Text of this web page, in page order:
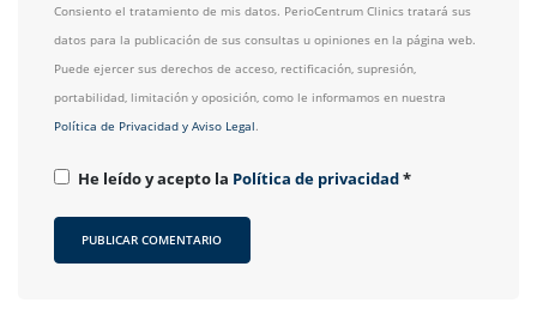
Consiento el tratamiento de mis datos. PerioCentrum Clinics tratará sus
datos para la publicación de sus consultas u opiniones en la página web.
Puede ejercer sus derechos de acceso, rectificación, supresión,
portabilidad, limitación y oposición, como le informamos en nuestra
Política de Privacidad y Aviso Legal.
He leído y acepto la Política de privacidad*